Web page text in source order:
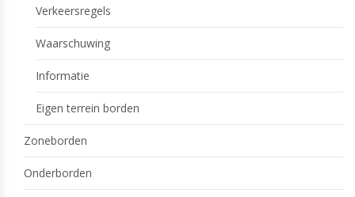
Verkeersregels
Waarschuwing
Informatie
Eigen terrein borden
Zoneborden
Onderborden